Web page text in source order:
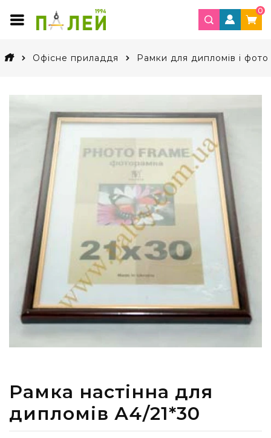
0
Офісне приладдя Рамки для дипломів і фото
Рамка настінна для
дипломів А4/21*30